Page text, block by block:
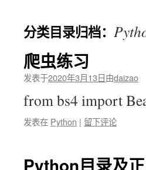
文分类目录归档：
爬虫练习
发表于2020年3月13日由daizao
from bs4 import
发表在 Python | 留下评论
Python目录及